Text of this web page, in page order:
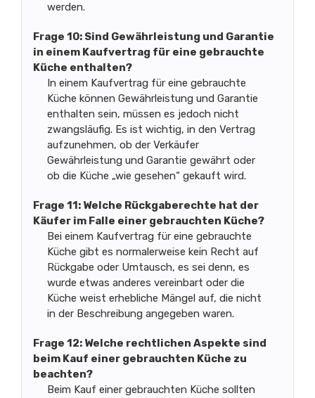
werden.
Frage 10: Sind Gewährleistung und Garantie
in einem Kaufvertrag für eine gebrauchte
Küche enthalten?
In einem Kaufvertrag für eine gebrauchte
Küche können Gewährleistung und Garantie
enthalten sein, müssen es jedoch nicht
zwangsläufig. Es ist wichtig, in den Vertrag
aufzunehmen, ob der Verkäufer
Gewährleistung und Garantie gewährt oder
ob die Küche „wie gesehen“ gekauft wird.
Frage 11: Welche Rückgaberechte hat der
Käufer im Falle einer gebrauchten Küche?
Bei einem Kaufvertrag für eine gebrauchte
Küche gibt es normalerweise kein Recht auf
Rückgabe oder Umtausch, es sei denn, es
wurde etwas anderes vereinbart oder die
Küche weist erhebliche Mängel auf, die nicht
in der Beschreibung angegeben waren.
Frage 12: Welche rechtlichen Aspekte sind
beim Kauf einer gebrauchten Küche zu
beachten?
Beim Kauf einer gebrauchten Küche sollten